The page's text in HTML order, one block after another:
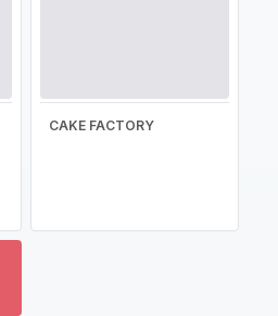
CAKE FACTORY